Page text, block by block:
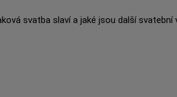
svatba slaví a jaké jsou další svatební